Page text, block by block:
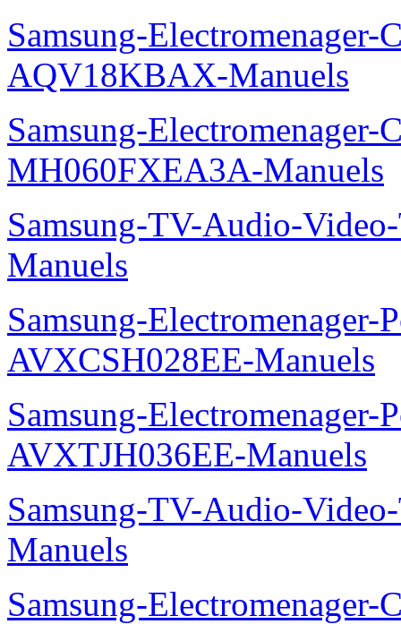
Samsung-Electromenager-
AQV18KBAX-Manuels
Samsung-Electromenager-
MH060FXEA3A-Manuels
Samsung-TV-Audio-
Manuels
Samsung-
AVXCSH028EE-Manuels
Samsung-
AVXTJH036EE-Manuels
Samsung-TV-Audio-
Manuels
Samsung-Electromenager-